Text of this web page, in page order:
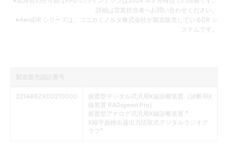
詳細は営業担当者へお問い合わせください。
※AeroDR シリーズは、コニカミノルタ株式会社が製造販売しているDR シ
ステムです。
製造販売認証番号
221ABBZX00210000
据置型デジタル式汎用X線診断装置［診断用X
線装置 RADspeed Pro］
据置型アナログ式汎用X線診断装置
※
X線平面検出器出力読取式デジタルラジオグ
ラフ ※